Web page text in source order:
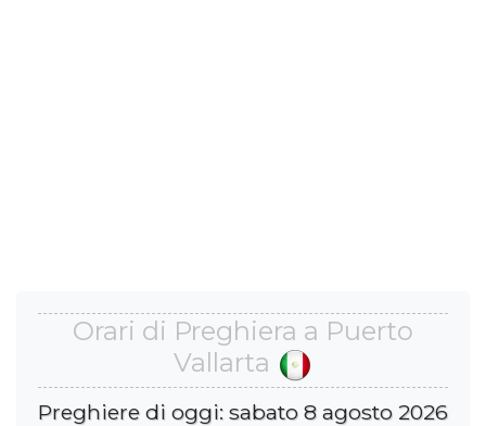
Orari di Preghiera a Puerto
Vallarta
Preghiere di oggi: sabato 8 agosto 2026